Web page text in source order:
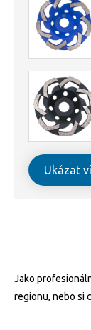
Ukázat
Jako
regionu, nebo si